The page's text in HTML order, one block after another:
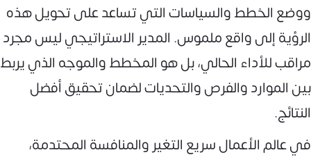
ووضع الخطط والسياسات التي تساعد على تحويل هذه
الرؤية إلى واقع ملموس. المدير الاستراتيجي ليس مجرد
مراقب للأداء الحالي، بل هو المخطط والموجه الذي يربط
بين الموارد والفرص والتحديات لضمان تحقيق أفضل
النتائج.
في عالم الأعمال سريع التغير والمنافسة المحتدمة،